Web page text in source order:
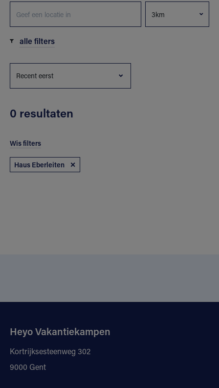
alle filters
0 resultaten
Wis filters
Haus Eberleiten ✕
Heyo Vakantiekampen
Kortrijksesteenweg 302
9000 Gent